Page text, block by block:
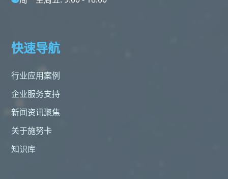
快速导航
行业应用案例
企业服务支持
新闻资讯聚焦
关于施努卡
知识库